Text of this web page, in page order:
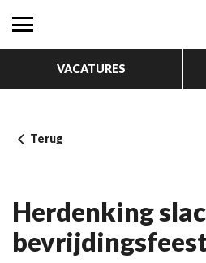
VACATURES
Terug
Herdenking